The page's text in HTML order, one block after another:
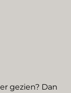
gezien? Dan